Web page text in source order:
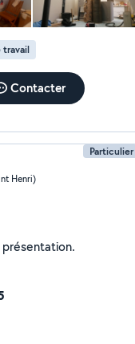
travail
Contacter
Particulier
Henri)
Je n'ai pas encore renseigné ma présentation.